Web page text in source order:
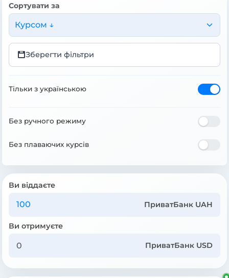
Сортувати за
Курсом ↓
Зберегти фільтри
Тільки з українською
Без ручного режиму
Без плаваючих курсів
Ви віддаєте
ПриватБанк UAH
Ви отримуєте
ПриватБанк USD